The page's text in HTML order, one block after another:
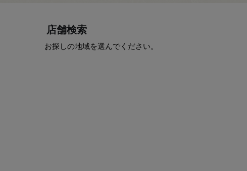
店舗検索
お探しの地域を選んでください。